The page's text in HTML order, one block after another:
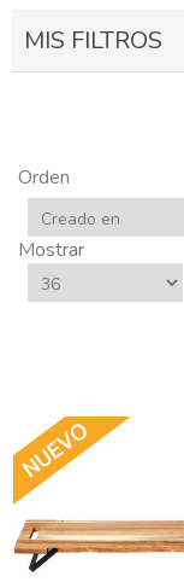
MIS FILTROS
Orden
Mostrar